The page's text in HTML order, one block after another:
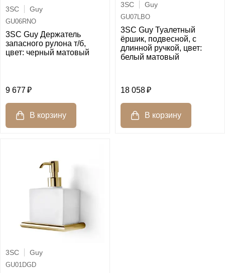
3SC Guy
GU06RNO
3SC Guy Держатель
запасного рулона т/б,
цвет: черный матовый
9 677
3SC Guy
GU07LBO
3SC Guy Туалетный
ёршик, подвесной, с
длинной ручкой, цвет:
белый матовый
18 058
3SC Guy
GU01DGD